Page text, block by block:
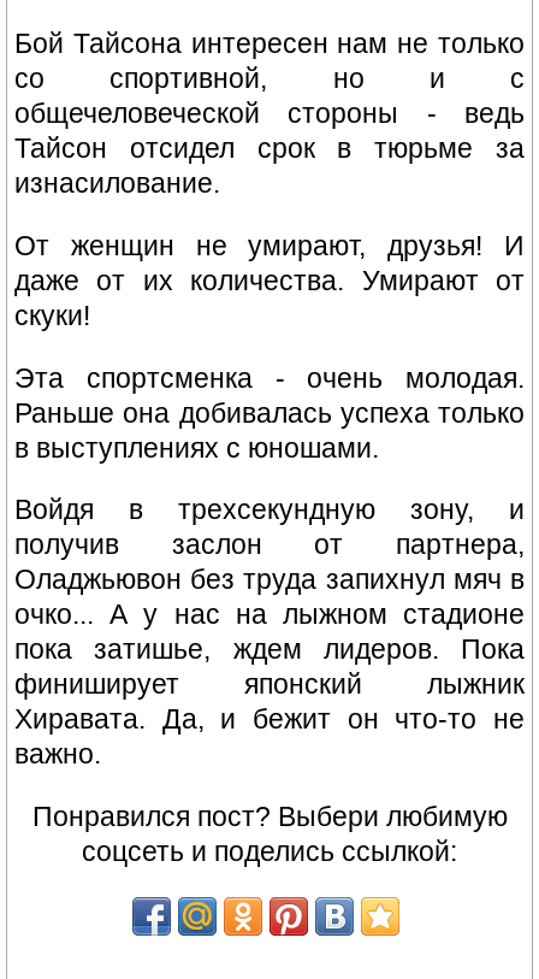
Бой Тайсона интересен нам не только
со спортивной, но и с
общечеловеческой стороны - ведь
Тайсон отсидел срок в тюрьме за
изнасилование.
От женщин не умирают, друзья! И
даже от их количества. Умирают от
скуки!
Эта спортсменка - очень молодая.
Раньше она добивалась успеха только
в выступлениях с юношами.
Войдя в трехсекундную зону, и
получив заслон от партнера,
Оладжьювон без труда запихнул мяч в
очко... А у нас на лыжном стадионе
пока затишье, ждем лидеров. Пока
финиширует японский лыжник
Хиравата. Да, и бежит он что-то не
важно.
Понравился пост? Выбери любимую
соцсеть и поделись ссылкой: